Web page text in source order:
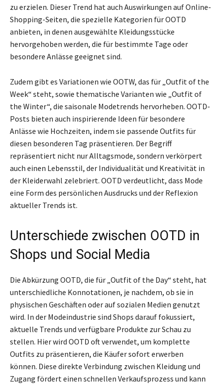
zu erzielen. Dieser Trend hat auch Auswirkungen auf Online-
Shopping-Seiten, die spezielle Kategorien für OOTD
anbieten, in denen ausgewählte Kleidungsstücke
hervorgehoben werden, die für bestimmte Tage oder
besondere Anlässe geeignet sind.
Zudem gibt es Variationen wie OOTW, das für „Outfit of the
Week“ steht, sowie thematische Varianten wie „Outfit of
the Winter“, die saisonale Modetrends hervorheben. OOTD-
Posts bieten auch inspirierende Ideen für besondere
Anlässe wie Hochzeiten, indem sie passende Outfits für
diesen besonderen Tag präsentieren. Der Begriff
repräsentiert nicht nur Alltagsmode, sondern verkörpert
auch einen Lebensstil, der Individualität und Kreativität in
der Kleiderwahl zelebriert. OOTD verdeutlicht, dass Mode
eine Form des persönlichen Ausdrucks und der Reflexion
aktueller Trends ist.
Unterschiede zwischen OOTD in
Shops und Social Media
Die Abkürzung OOTD, die für „Outfit of the Day“ steht, hat
unterschiedliche Konnotationen, je nachdem, ob sie in
physischen Geschäften oder auf sozialen Medien genutzt
wird. In der Modeindustrie sind Shops darauf fokussiert,
aktuelle Trends und verfügbare Produkte zur Schau zu
stellen. Hier wird OOTD oft verwendet, um komplette
Outfits zu präsentieren, die Käufer sofort erwerben
können. Diese direkte Verbindung zwischen Kleidung und
Zugang fördert einen schnellen Verkaufsprozess und kann